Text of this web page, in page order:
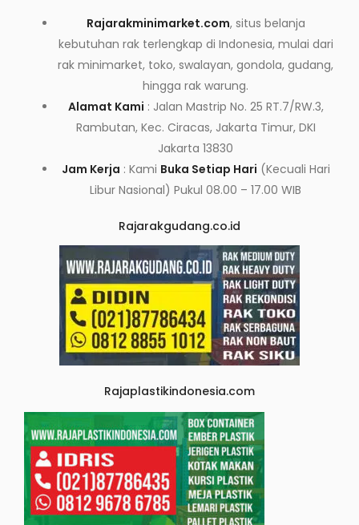
Rajarakminimarket.com, situs belanja
kebutuhan rak terlengkap di Indonesia, mulai dari
rak minimarket, toko, swalayan, gondola, gudang,
hingga rak warung.
Alamat Kami : Jalan Mastrip No. 25 RT.7/RW.3,
Rambutan, Kec. Ciracas, Jakarta Timur, DKI
Jakarta 13830
Jam Kerja : Kami Buka Setiap Hari (Kecuali Hari
Libur Nasional) Pukul 08.00 – 17.00 WIB
Rajarakgudang.co.id
Rajaplastikindonesia.com